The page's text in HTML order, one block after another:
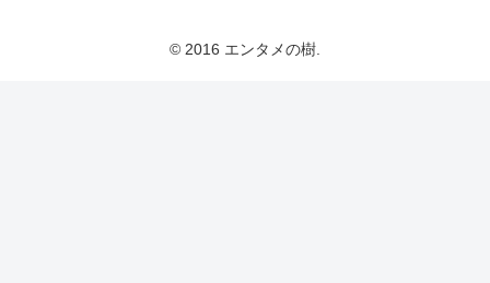
© 2016 エンタメの樹.